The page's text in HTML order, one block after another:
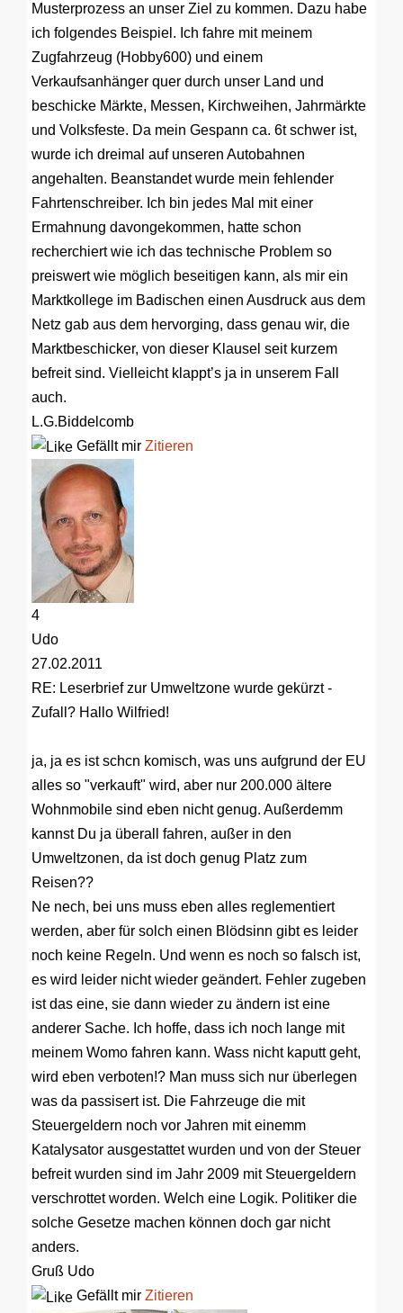
Musterprozess an unser Ziel zu kommen. Dazu habe
ich folgendes Beispiel. Ich fahre mit meinem
Zugfahrzeug (Hobby600) und einem
Verkaufsanhänger quer durch unser Land und
beschicke Märkte, Messen, Kirchweihen, Jahrmärkte
und Volksfeste. Da mein Gespann ca. 6t schwer ist,
wurde ich dreimal auf unseren Autobahnen
angehalten. Beanstandet wurde mein fehlender
Fahrtenschreiber. Ich bin jedes Mal mit einer
Ermahnung davongekommen, hatte schon
recherchiert wie ich das technische Problem so
preiswert wie möglich beseitigen kann, als mir ein
Marktkollege im Badischen einen Ausdruck aus dem
Netz gab aus dem hervorging, dass genau wir, die
Marktbeschicker, von dieser Klausel seit kurzem
befreit sind. Vielleicht klappt’s ja in unserem Fall
auch.
L.G.Biddelcomb
Gefällt mir Zitieren
4
Udo
27.02.2011
RE: Leserbrief zur Umweltzone wurde gekürzt -
Zufall? Hallo Wilfried!
ja, ja es ist schcn komisch, was uns aufgrund der EU
alles so "verkauft" wird, aber nur 200.000 ältere
Wohnmobile sind eben nicht genug. Außerdemm
kannst Du ja überall fahren, außer in den
Umweltzonen, da ist doch genug Platz zum
Reisen??
Ne nech, bei uns muss eben alles reglementiert
werden, aber für solch einen Blödsinn gibt es leider
noch keine Regeln. Und wenn es noch so falsch ist,
es wird leider nicht wieder geändert. Fehler zugeben
ist das eine, sie dann wieder zu ändern ist eine
anderer Sache. Ich hoffe, dass ich noch lange mit
meinem Womo fahren kann. Wass nicht kaputt geht,
wird eben verboten!? Man muss sich nur überlegen
was da passisert ist. Die Fahrzeuge die mit
Steuergeldern noch vor Jahren mit einemm
Katalysator ausgestattet wurden und von der Steuer
befreit wurden sind im Jahr 2009 mit Steuergeldern
verschrottet worden. Welch eine Logik. Politiker die
solche Gesetze machen können doch gar nicht
anders.
Gruß Udo
Gefällt mir Zitieren